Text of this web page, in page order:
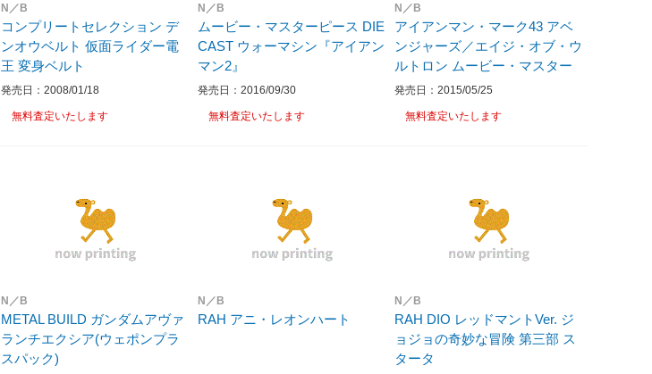
N／B
コンプリートセレクション デ
ンオウベルト 仮面ライダー電
王 変身ベルト
発売日：2008/01/18
無料査定いたします
N／B
ムービー・マスターピース DIE
CAST ウォーマシン『アイアン
マン2』
発売日：2016/09/30
無料査定いたします
N／B
アイアンマン・マーク43 アベ
ンジャーズ／エイジ・オブ・ウ
ルトロン ムービー・マスター
発売日：2015/05/25
無料査定いたします
N／B
METAL BUILD ガンダムアヴァ
ランチエクシア(ウェポンプラ
スパック)
N／B
RAH アニ・レオンハート
N／B
RAH DIO レッドマントVer. ジ
ョジョの奇妙な冒険 第三部 ス
タータ